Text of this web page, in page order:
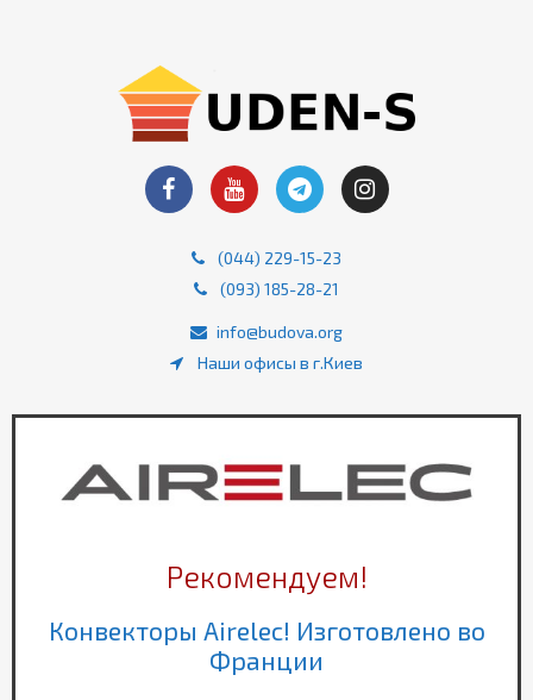
(044) 229-15-23
(093) 185-28-21
info@budova.org
Наши офисы в г.Киев
Рекомендуем!
Конвекторы Airelec! Изготовлено во
Франции